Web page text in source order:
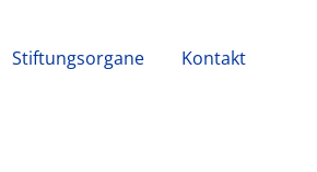
Stiftungsorgane Kontakt